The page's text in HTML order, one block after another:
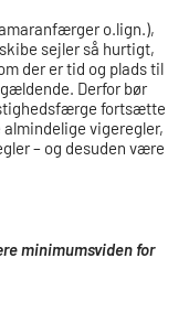
o.lign.),
sejler så hurtigt,
der er tid og plads til
Derfor bør
fortsætte
vigeregler,
– og desuden være
minimumsviden for